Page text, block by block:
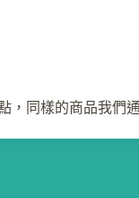
，同樣的商品我們